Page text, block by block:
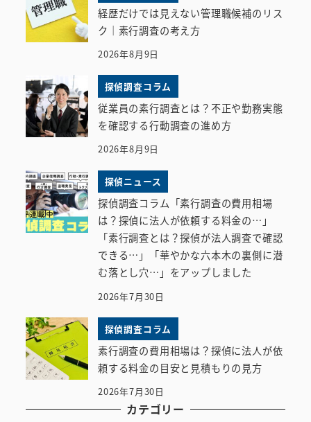
経歴だけでは見えない管理職候補のリス
ク｜素行調査の考え方
2026年8月9日
探偵調査コラム
従業員の素行調査とは？不正や勤務実態
を確認する行動調査の進め方
2026年8月9日
探偵ニュース
探偵調査コラム「素行調査の費用相場
は？探偵に法人が依頼する料金の…」
「素行調査とは？探偵が法人調査で確認
できる…」「華やかな六本木の裏側に潜
む落とし穴…」をアップしました
2026年7月30日
探偵調査コラム
素行調査の費用相場は？探偵に法人が依
頼する料金の目安と見積もりの見方
2026年7月30日
カテゴリー